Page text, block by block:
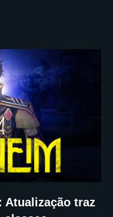
Atualização traz